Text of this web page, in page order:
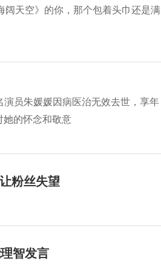
阔天空》的你，那个包着头巾还是满
员朱媛媛因病医治无效去世，享年
她的怀念和敬意
粉丝失望
智发言